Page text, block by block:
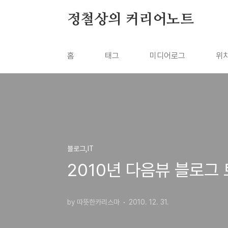
정철상의 커리어노트
홈 태그 미디어로그 위
블로그,IT
2010년 다음뷰 블로그
by 따뜻한카리스마 2010. 12. 31.